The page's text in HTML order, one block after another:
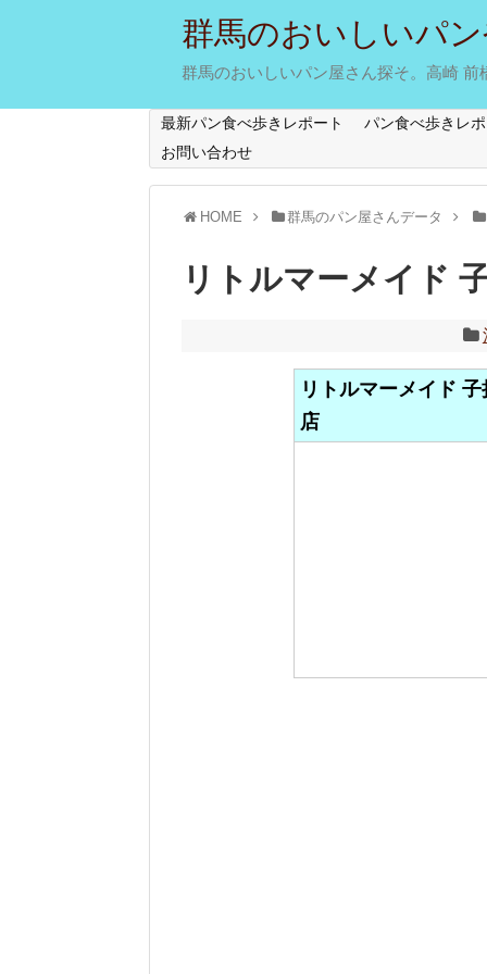
群馬のおいしいパ
群馬のおいしいパン屋さん探そ。高崎
最新パン食べ歩きレポート
パン食べ歩きレ
お問い合わせ
HOME 群馬のパン屋さんデータ
リトルマーメイド
リトルマーメイド 子
店